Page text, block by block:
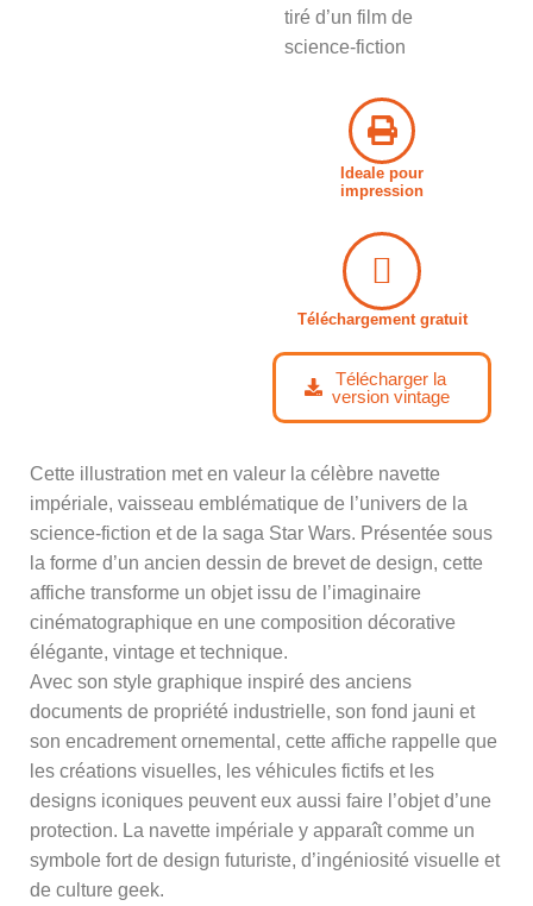
tiré d’un film de
science-fiction
Ideale pour
impression
Téléchargement gratuit
Télécharger la
version vintage
Cette illustration met en valeur la célèbre navette
impériale, vaisseau emblématique de l’univers de la
science-fiction et de la saga Star Wars. Présentée sous
la forme d’un ancien dessin de brevet de design, cette
affiche transforme un objet issu de l’imaginaire
cinématographique en une composition décorative
élégante, vintage et technique.
Avec son style graphique inspiré des anciens
documents de propriété industrielle, son fond jauni et
son encadrement ornemental, cette affiche rappelle que
les créations visuelles, les véhicules fictifs et les
designs iconiques peuvent eux aussi faire l’objet d’une
protection. La navette impériale y apparaît comme un
symbole fort de design futuriste, d’ingéniosité visuelle et
de culture geek.